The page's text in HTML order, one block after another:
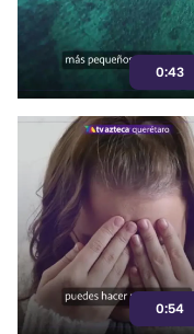
0:43
0:54